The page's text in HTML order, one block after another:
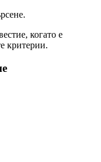
когато е
критерии.